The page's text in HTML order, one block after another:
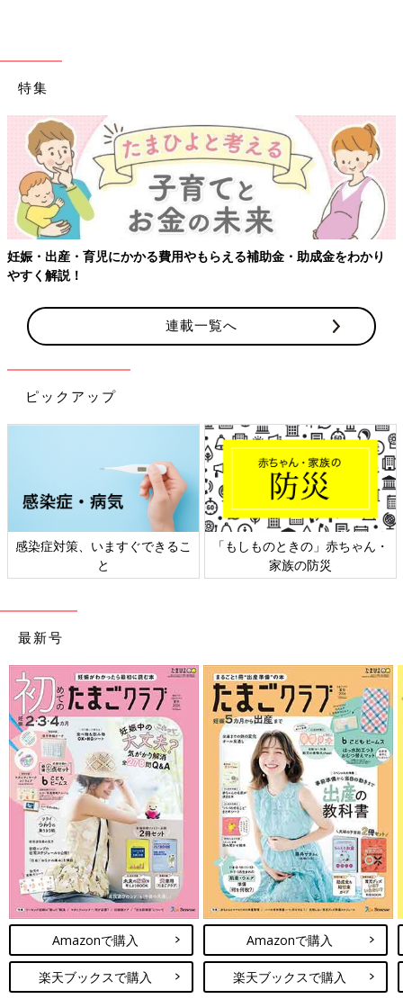
特集
【ワクチン接種できるものも】妊婦の感染症対策、知っておいて！
連載一覧へ
ピックアップ
日本外来小児科学会リーフレッ
ト検討会
六星占術 細木かおりさんの人生
相談
最新号
Amazonで購入
楽天ブックスで購入
Amazonで購入
楽天ブックスで購入